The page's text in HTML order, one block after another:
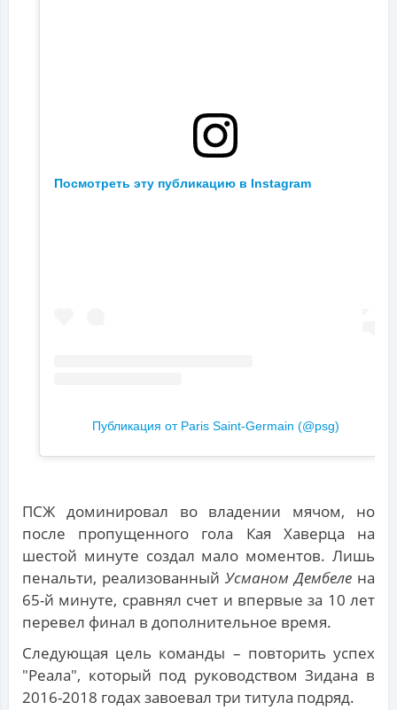
Посмотреть эту публикацию в Instagram
Публикация от Paris Saint-Germain (@psg)
ПСЖ доминировал во владении мячом, но
после пропущенного гола Кая Хаверца на
шестой минуте создал мало моментов. Лишь
пенальти, реализованный Усманом Дембеле на
65-й минуте, сравнял счет и впервые за 10 лет
перевел финал в дополнительное время.
Следующая цель команды – повторить успех
"Реала", который под руководством Зидана в
2016-2018 годах завоевал три титула подряд.